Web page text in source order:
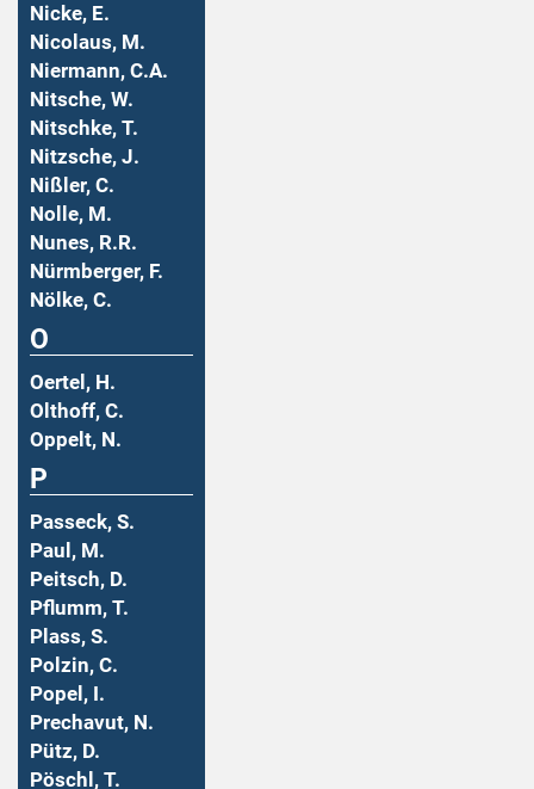
Nicke, E.
Nicolaus, M.
Niermann, C.A.
Nitsche, W.
Nitschke, T.
Nitzsche, J.
Nißler, C.
Nolle, M.
Nunes, R.R.
Nürmberger, F.
Nölke, C.
O
Oertel, H.
Olthoff, C.
Oppelt, N.
P
Passeck, S.
Paul, M.
Peitsch, D.
Pflumm, T.
Plass, S.
Polzin, C.
Popel, I.
Prechavut, N.
Pütz, D.
Pöschl, T.